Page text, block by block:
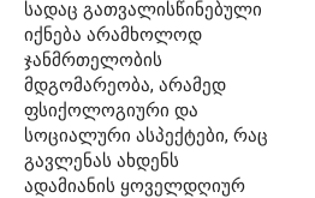
სადაც გათვალისწინებული
იქნება არამხოლოდ
ჯანმრთელობის
მდგომარეობა, არამედ
ფსიქოლოგიური და
სოციალური ასპექტები, რაც
გავლენას ახდენს
ადამიანის ყოველდღიურ